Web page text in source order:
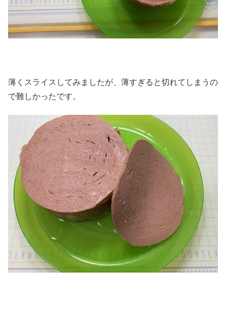
薄くスライスしてみましたが、薄すぎると切れてしまうの
で難しかったです。